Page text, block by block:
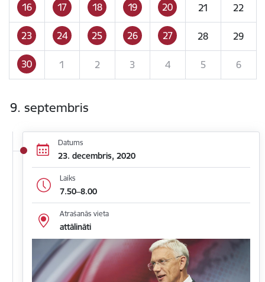
16 17 18 19 20 21 22
23 24 25 26 27 28 29
30 1 2 3 4 5 6
9. septembris
Datums
23. decembris, 2020
Laiks
7.50–8.00
Atrašanās vieta
attālināti